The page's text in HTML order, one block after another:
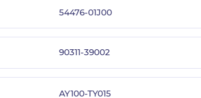
54476-01J00
90311-39002
AY100-TY015